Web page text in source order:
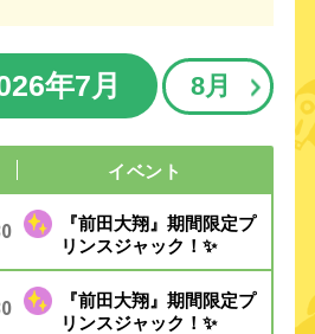
年7月 8月
イベント
『前田大翔』期間限定プ
リンスジャック！✨
『前田大翔』期間限定プ
リンスジャック！✨